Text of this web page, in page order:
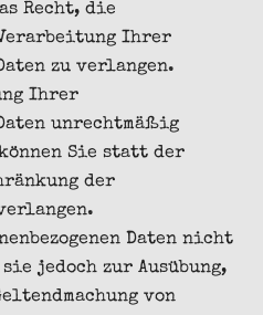
Recht, die
Ihrer
zu verlangen.
Ihrer
unrechtmäßig
Sie statt der
der
Daten nicht
jedoch zur Ausübung,
von